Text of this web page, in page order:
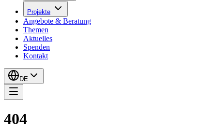
Projekte
Angebote & Beratung
Themen
Aktuelles
Spenden
Kontakt
DE
404